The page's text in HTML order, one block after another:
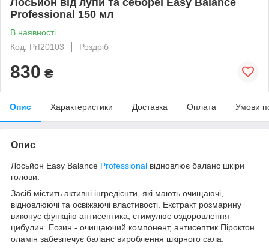
Professional 150 мл
В наявності
Код: Prf20103
Роздріб
830 ₴
Опис Характеристики Доставка Оплата Умови
Опис
Лосьйон Easy Balance Professional відновлює баланс шкіри
голови.
Засіб містить активні інгредієнти, які мають очищаючі,
відновлюючі та освіжаючі властивості. Екстракт розмарину
виконує функцію антисептика, стимулює оздоровлення
цибулин. Еозин - очищаючий компонент, антисептик Піроктон
оламін забезпечує баланс вироблення шкірного сала.